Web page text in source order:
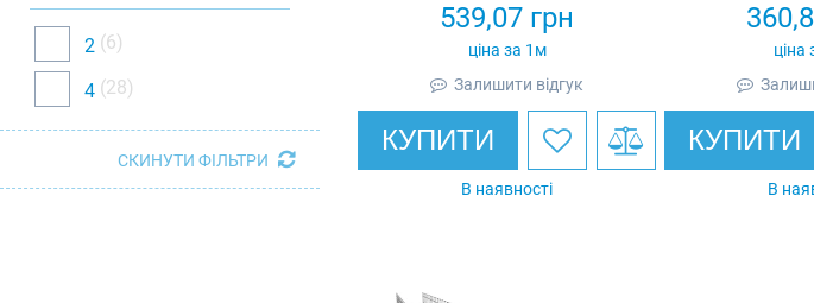
2 (6)
4 (28)
СКИНУТИ ФІЛЬТРИ
539,07 грн
ціна за 1м
Залишити відгук
КУПИТИ
В наявності
ціна
КУПИТИ
В